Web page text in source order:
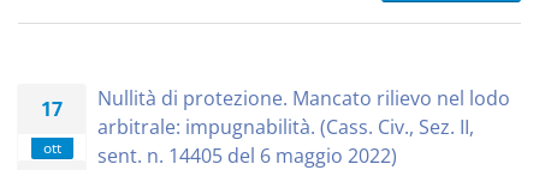
17
ott
Nullità di protezione. Mancato rilievo nel lodo
arbitrale: impugnabilità. (Cass. Civ., Sez. II,
sent. n. 14405 del 6 maggio 2022)